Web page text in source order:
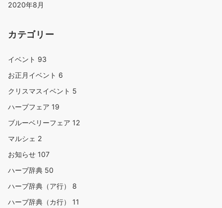
2020年8月
カテゴリー
イベント 93
お正月イベント 6
クリスマスイベント 5
ハーブフェア 19
ブルーベリーフェア 12
マルシェ 2
お知らせ 107
ハーブ辞典 50
ハーブ辞典（ア行） 8
ハーブ辞典（カ行） 11